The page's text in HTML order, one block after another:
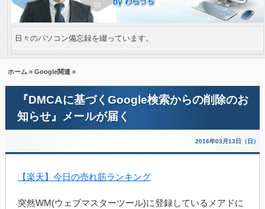
日々のパソコン備忘録を綴っています。
ホーム »Google関連 »
『DMCAに基づくGoogle検索からの削除のお
知らせ』メールが届く
2016年03月13日（日）
【楽天】今日の売れ筋ランキング
突然WM(ウェブマスターツール)に登録しているメアドに